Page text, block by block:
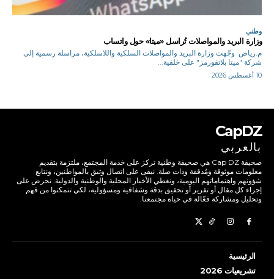
وطني
وزارة البريد والمواصلات تُراسل «ميتا» حول واتساب
م.رياض وجّهت وزارة البريد والمواصلات السلكية واللاسلكية، مراسلة رسمية إلى
شركة "ميتا بلاتفورمز" على خلفية...
10 أغسطس 2026
CapDZ
بالعربي
صحيفة Cap DZ هي صحيفة وطنية تركز على خدمة المجتمع، ملتزمة بتقديم
معلومات موثوقة ومُدققة وذات صلة. نبقى على اتصال وثيق بالمواطنين، ونتابع
شؤونهم واهتماماتهم اليومية، ونغطي الأخبار المحلية والوطنية والدولية. نحرص على
إجراء كل مقال أو تقرير أو تحقيق بدقة وشفافية ومسؤولية، لكي تتمكنوا من فهم
وتحليل ومشاركة فعّالة في حياة مجتمعنا.
الرئيسية
تشريعيات 2026